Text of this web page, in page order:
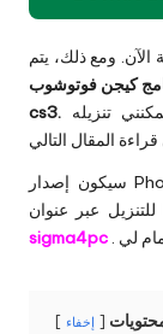
الآن. ومع ذلك، يتم
كيجن فوتوشوب
cs3.
سيكون إصدار Photoshop CS3 الكامل مع الفيديو والصور للتثبيت
sigma4pc
إخفاء